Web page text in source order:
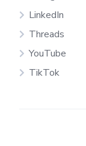
LinkedIn
Threads
YouTube
TikTok